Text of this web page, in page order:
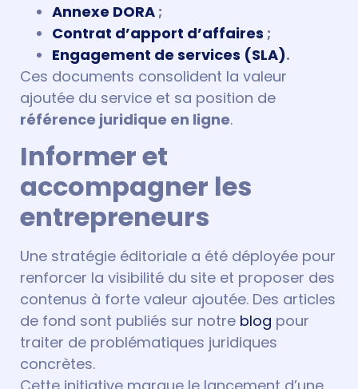
Annexe DORA ;
Contrat d’apport d’affaires ;
Engagement de services (SLA).
Ces documents consolident la valeur
ajoutée du service et sa position de
référence juridique en ligne.
Informer et
accompagner les
entrepreneurs
Une stratégie éditoriale a été déployée pour
renforcer la visibilité du site et proposer des
contenus à forte valeur ajoutée. Des articles
de fond sont publiés sur notre blog pour
traiter de problématiques juridiques
concrètes.